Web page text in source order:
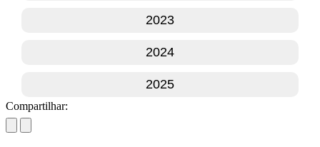
2023
2024
2025
Compartilhar: